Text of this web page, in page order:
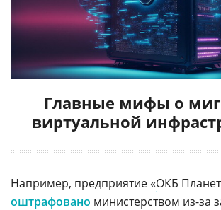
Главные мифы о
виртуальной
Например, предприятие «ОКБ
оштрафовано министерством из-за